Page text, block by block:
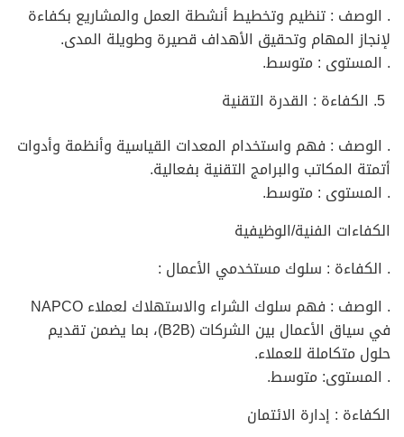
. الوصف : تنظيم وتخطيط أنشطة العمل والمشاريع بكفاءة
لإنجاز المهام وتحقيق الأهداف قصيرة وطويلة المدى.
. المستوى : متوسط.
الكفاءة : القدرة التقنية
. الوصف : فهم واستخدام المعدات القياسية وأنظمة وأدوات
أتمتة المكاتب والبرامج التقنية بفعالية.
. المستوى : متوسط.
الكفاءات الفنية/الوظيفية
. الكفاءة : سلوك مستخدمي الأعمال :
. الوصف : فهم سلوك الشراء والاستهلاك لعملاء NAPCO
في سياق الأعمال بين الشركات (B2B)، بما يضمن تقديم
حلول متكاملة للعملاء.
. المستوى: متوسط.
الكفاءة : إدارة الائتمان